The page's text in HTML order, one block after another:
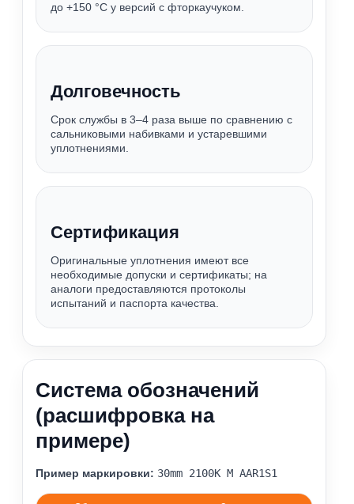
до +150 °C у версий с фторкаучуком.
Долговечность
Срок службы в 3–4 раза выше по сравнению с
сальниковыми набивками и устаревшими
уплотнениями.
Сертификация
Оригинальные уплотнения имеют все
необходимые допуски и сертификаты; на
аналоги предоставляются протоколы
испытаний и паспорта качества.
Система обозначений
(расшифровка на
примере)
Пример маркировки: 30mm 2100К M AAR1S1